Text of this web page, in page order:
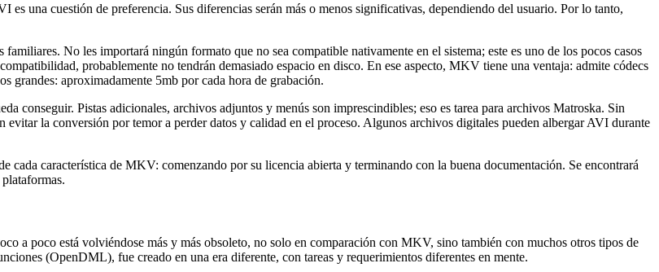
una cuestión de preferencia. Sus diferencias serán más o menos significativas, dependiendo del usuario. Por lo tanto,
No les importará ningún formato que no sea compatible nativamente en el sistema; este es uno de los pocos casos
probablemente no tendrán demasiado espacio en disco. En ese aspecto, MKV tiene una ventaja: admite códecs
grandes: aproximadamente 5mb por cada hora de grabación.
conseguir. Pistas adicionales, archivos adjuntos y menús son imprescindibles; eso es tarea para archivos Matroska. Sin
la conversión por temor a perder datos y calidad en el proceso. Algunos archivos digitales pueden albergar AVI durante
cada característica de MKV: comenzando por su licencia abierta y terminando con la buena documentación. Se encontrará
a poco está volviéndose más y más obsoleto, no solo en comparación con MKV, sino también con muchos otros tipos de
(OpenDML), fue creado en una era diferente, con tareas y requerimientos diferentes en mente.